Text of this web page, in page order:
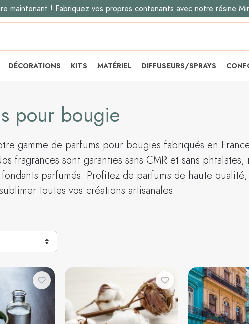
maintenant ! Fabriquez vos propres contenants avec notre résine
DÉCORATIONS KITS MATÉRIEL DIFFUSEURS/SPRAYS
pour bougie
gamme de parfums pour bougies fabriqués en
fragrances sont garanties sans CMR et sans
parfumés. Profitez de parfums de haute
toutes vos créations artisanales.